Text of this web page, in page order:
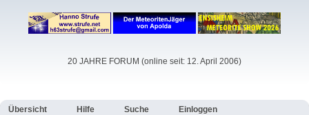
20 JAHRE FORUM (online seit: 12. April 2006)
Übersicht Hilfe Suche Einloggen